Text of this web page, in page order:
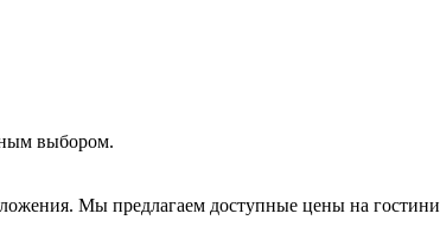
выбором.
Мы предлагаем доступные цены на